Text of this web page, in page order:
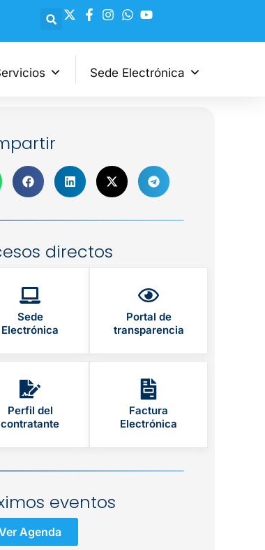
Sede Electrónica
directos
Sede
Electrónica
Portal de
transparencia
Perfil del
contratante
Factura
Electrónica
eventos
Agenda